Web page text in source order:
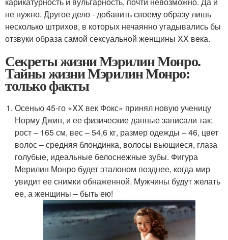
не нужно. Другое дело - добавить своему образу лишь
несколько штрихов, в которых нечаянно угадывались бы
отзвуки образа самой сексуальной женщины XX века.
Секреты жизни Мэрилин Монро.
Тайны жизни Мэрилин Монро:
только факты
Осенью 45-го «XX век Фокс» принял новую ученицу
Норму Джин, и ее физические данные записали так:
рост – 165 см, вес – 54,6 кг, размер одежды – 46, цвет
волос – средняя блондинка, волосы вьющиеся, глаза
голубые, идеальные белоснежные зубы. Фигура
Мерилин Монро будет эталоном позднее, когда мир
увидит ее снимки обнаженной. Мужчины будут желать
ее, а женщины – быть ею!